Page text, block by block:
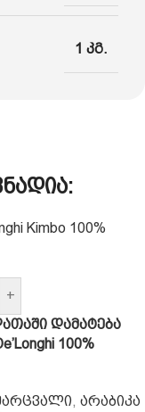
1 კგ.
+
დამატება
100%
, არაბიკა